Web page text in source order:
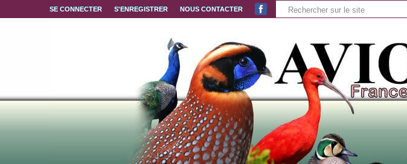
Aller au contenu principal
SE CONNECTER S'ENREGISTRER NOUS CONTACTER